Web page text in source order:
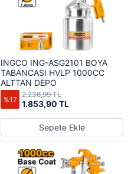
INGCO ING-ASG2101 BOYA
TABANCASI HVLP 1000CC
ALTTAN DEPO
%17 1.853,90 TL
2.236,99 TL
Sepete Ekle